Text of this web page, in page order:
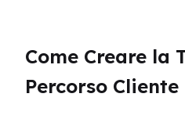
Come Creare la
Percorso Cliente